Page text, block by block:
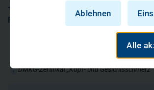
Tel.: 0211 958-8117
Fax:
DMKG-Zertifikat „Kopf- und Gesichtsschmerz"
Ablehnen
Alle